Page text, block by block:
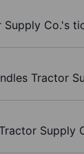
Supply Co.'s
Tractor
Supply